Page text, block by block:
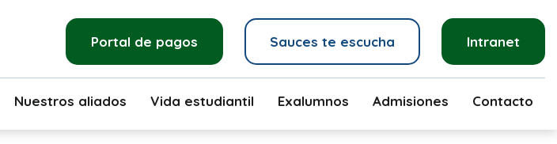
Portal de pagos Sauces te escucha Intranet
Nuestros aliados Vida estudiantil Exalumnos Admisiones Contacto